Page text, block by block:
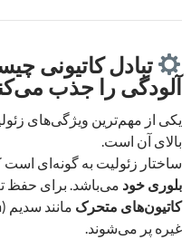
تبادل کاتیونی
آلودگی را جذب
یکی از مهم‌ترین ویژگی‌های
بالای آن است.
ساختار زئولیت به گونه‌ای است
بلوری خود می‌باشد. برای حفظ
کاتیون‌های متحرک
غیره پر می‌شوند.